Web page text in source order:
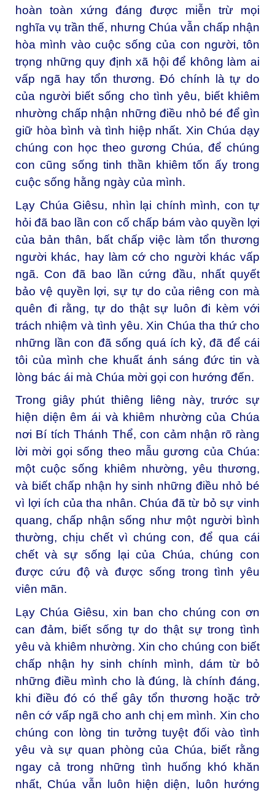
hoàn toàn xứng đáng được miễn trừ mọi
nghĩa vụ trần thế, nhưng Chúa vẫn chấp nhận
hòa mình vào cuộc sống của con người, tôn
trọng những quy định xã hội để không làm ai
vấp ngã hay tổn thương. Đó chính là tự do
của người biết sống cho tình yêu, biết khiêm
nhường chấp nhận những điều nhỏ bé để gìn
giữ hòa bình và tình hiệp nhất. Xin Chúa dạy
chúng con học theo gương Chúa, để chúng
con cũng sống tinh thần khiêm tốn ấy trong
cuộc sống hằng ngày của mình.
Lạy Chúa Giêsu, nhìn lại chính mình, con tự
hỏi đã bao lần con cố chấp bám vào quyền lợi
của bản thân, bất chấp việc làm tổn thương
người khác, hay làm cớ cho người khác vấp
ngã. Con đã bao lần cứng đầu, nhất quyết
bảo vệ quyền lợi, sự tự do của riêng con mà
quên đi rằng, tự do thật sự luôn đi kèm với
trách nhiệm và tình yêu. Xin Chúa tha thứ cho
những lần con đã sống quá ích kỷ, đã để cái
tôi của mình che khuất ánh sáng đức tin và
lòng bác ái mà Chúa mời gọi con hướng đến.
Trong giây phút thiêng liêng này, trước sự
hiện diện êm ái và khiêm nhường của Chúa
nơi Bí tích Thánh Thể, con cảm nhận rõ ràng
lời mời gọi sống theo mẫu gương của Chúa:
một cuộc sống khiêm nhường, yêu thương,
và biết chấp nhận hy sinh những điều nhỏ bé
vì lợi ích của tha nhân. Chúa đã từ bỏ sự vinh
quang, chấp nhận sống như một người bình
thường, chịu chết vì chúng con, để qua cái
chết và sự sống lại của Chúa, chúng con
được cứu độ và được sống trong tình yêu
viên mãn.
Lạy Chúa Giêsu, xin ban cho chúng con ơn
can đảm, biết sống tự do thật sự trong tình
yêu và khiêm nhường. Xin cho chúng con biết
chấp nhận hy sinh chính mình, dám từ bỏ
những điều mình cho là đúng, là chính đáng,
khi điều đó có thể gây tổn thương hoặc trở
nên cớ vấp ngã cho anh chị em mình. Xin cho
chúng con lòng tin tưởng tuyệt đối vào tình
yêu và sự quan phòng của Chúa, biết rằng
ngay cả trong những tình huống khó khăn
nhất, Chúa vẫn luôn hiện diện, luôn hướng